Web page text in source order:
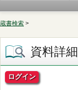
蔵書検索 >
資料詳細
ログイン